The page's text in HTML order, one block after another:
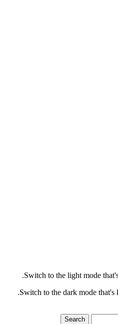
Switch to the light mode
Switch to the dark mode that's
Search